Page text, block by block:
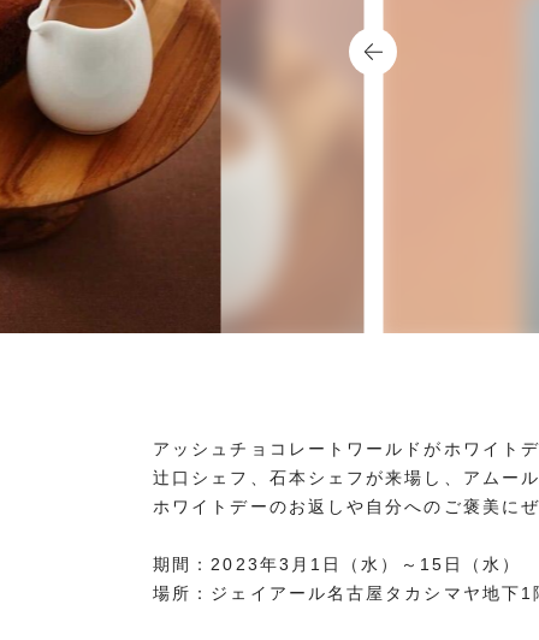
アッシュチョコレートワールドがホワイト
辻口シェフ、石本シェフが来場し、アムー
ホワイトデーのお返しや自分へのご褒美に
期間：2023年3月1日（水）～15日（水）
場所：ジェイアール名古屋タカシマヤ地下1